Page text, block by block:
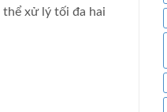
thể xử lý tối đa hai